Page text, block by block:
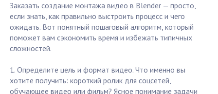
Заказать создание монтажа видео в Blender — просто,
если знать, как правильно выстроить процесс и чего
ожидать. Вот понятный пошаговый алгоритм, который
поможет вам сэкономить время и избежать типичных
сложностей.
1. Определите цель и формат видео. Что именно вы
хотите получить: короткий ролик для соцсетей,
обучающее видео или фильм? Ясное понимание задачи